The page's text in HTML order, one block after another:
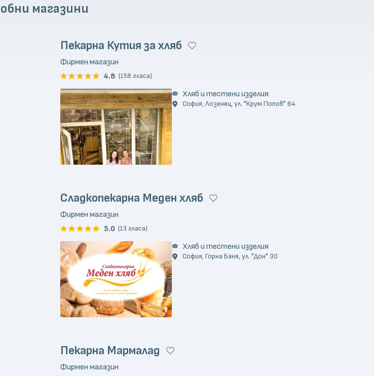
магазини
Пекарна Кутия за хляб
Фирмен магазин
4.8 (158 гласа)
Хляб и тестени изделия
София, Лозенец, ул. "Крум Попов" 64
Сладкопекарна Меден хляб
Фирмен магазин
5.0 (13 гласа)
Хляб и тестени изделия
София, Горна Баня, ул. "Дон" 30
Пекарна Мармалад
Фирмен магазин